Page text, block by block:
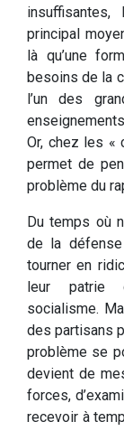
principal
là qu’une
besoins de la
l’un des
Or, chez les «
permet de
problème du
Du temps où
de la
tourner en
leur patrie
socialisme.
des partisans
problème se
devient de
forces,
recevoir à